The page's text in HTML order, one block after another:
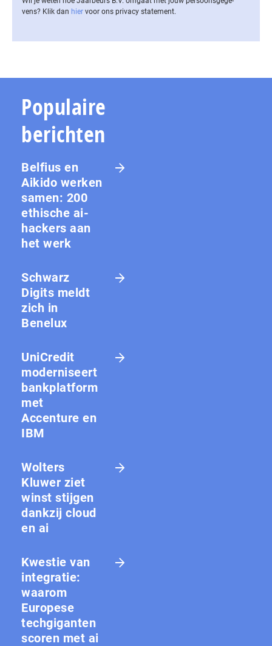
vens? Klik dan hier voor ons privacy statement.
Populaire
berichten
Belfius en
Aikido werken
samen: 200
ethische ai-
hackers aan
het werk
Schwarz
Digits meldt
zich in
Benelux
UniCredit
moderniseert
bankplatform
met
Accenture en
IBM
Wolters
Kluwer ziet
winst stijgen
dankzij cloud
en ai
Kwestie van
integratie:
waarom
Europese
techgiganten
scoren met ai